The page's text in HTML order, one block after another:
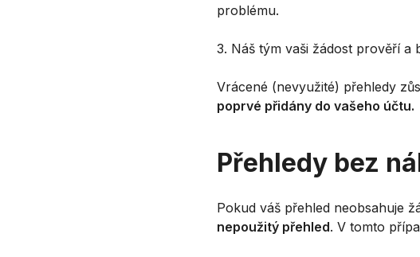
problému.
3. Náš tým vaši žádost prověří a
Vrácené (nevyužité) přehledy
poprvé přidány do vašeho účtu.
Přehledy bez
Pokud váš přehled neobsahuje
nepoužitý přehled. V tomto